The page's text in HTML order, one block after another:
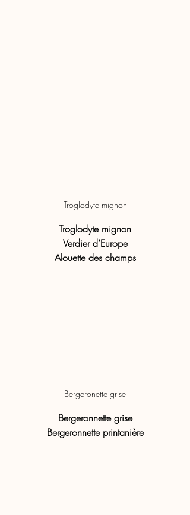
Troglodyte mignon
Troglodyte mignon
Verdier d’Europe
Alouette des champs
Bergeronette grise
Bergeronnette grise
Bergeronnette printanière